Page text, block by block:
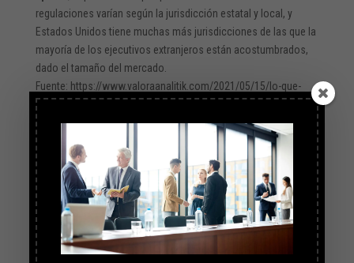
regulaciones varían según la jurisdicción estatal y local, y
Estados Unidos tiene muchas más jurisdicciones de las que la
mayoría de los ejecutivos extranjeros están acostumbrados,
dado el tamaño del mercado.
Fuente: https://www.valoraanalitik.com/2021/05/15/lo-que-
debe-saber-par-hacer-negocios-en-los-estados-unidos/